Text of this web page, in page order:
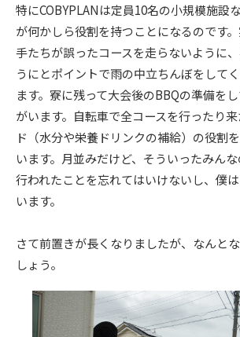
特にCOBYPLANは定員10名の小規模施設
が何かしら役割を持つことになるのです
手たちが誤ったコースを走らないように
うにとポイントで雨の中立ちんぼをして
ます。寮に残って大会後のBBQの準備を
がいます。自転車で全コースを行ったり
ド（水分や栄養ドリンクの補給）の役割
います。月並みだけど、そういったみん
行われたことを忘れてはいけないし、僕
います。
さて前置きが長くなりましたが、なんと
しょう。